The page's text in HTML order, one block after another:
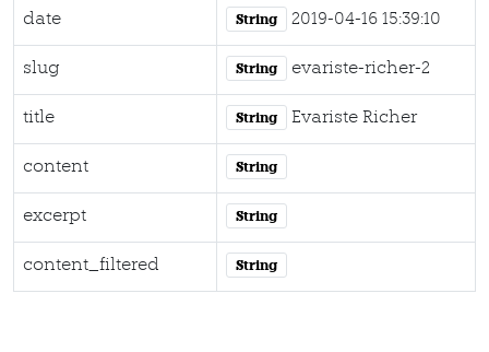
date String 2019-04-16 15:39:10
slug String evariste-richer-2
title String Evariste Richer
content String
excerpt String
content_filtered String